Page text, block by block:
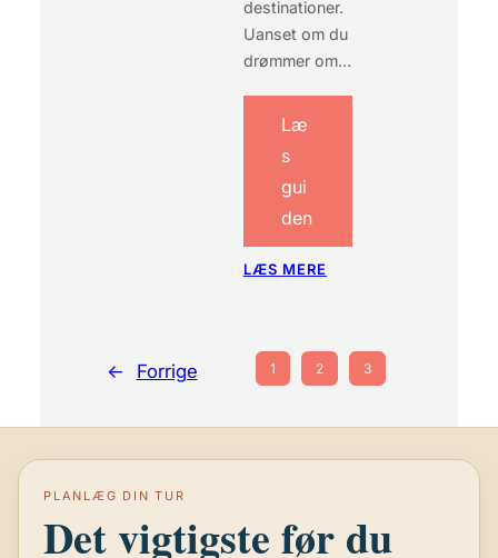
G
Y
T
E
destinationer.
Uanset om du
drømmer om…
Læ
s
gui
den
LÆS MERE
A
F
F
R
← Forrige 1 2 3
PLANLÆG DIN TUR
Det vigtigste før du